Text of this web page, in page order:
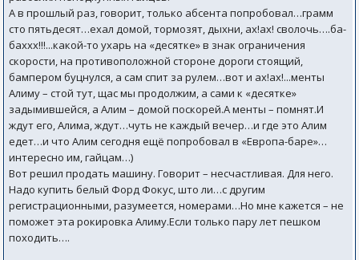
А в прошлый раз, говорит, только абсента попробовал…грамм
сто пятьдесят…ехал домой, тормозят, дыхни, ах!ах! сволочь….ба-
баххх!!!...какой-то ухарь на «десятке» в знак ограничения
скорости, на противоположной стороне дороги стоящий,
бампером буцнулся, а сам спит за рулем…вот и ах!ах!...менты
Алиму – стой тут, щас мы продолжим, а сами к «десятке»
задымившейся, а Алим – домой поскорей.А менты – помнят.И
ждут его, Алима, ждут…чуть не каждый вечер…и где это Алим
едет…и что Алим сегодня ещё попробовал в «Европа-баре»…
интересно им, гайцам…)
Вот решил продать машину. Говорит – несчастливая. Для него.
Надо купить белый Форд Фокус, што ли…с другим
регистрационными, разумеется, номерами…Но мне кажется – не
поможет эта рокировка Алиму.Если только пару лет пешком
походить….